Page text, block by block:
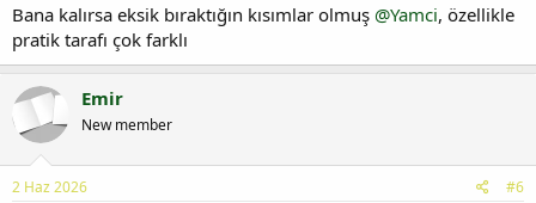
Bana kalırsa eksik bıraktığın kısımlar olmuş @Yamci, özellikle
pratik tarafı çok farklı
Emir
New member
2 Haz 2026 #6